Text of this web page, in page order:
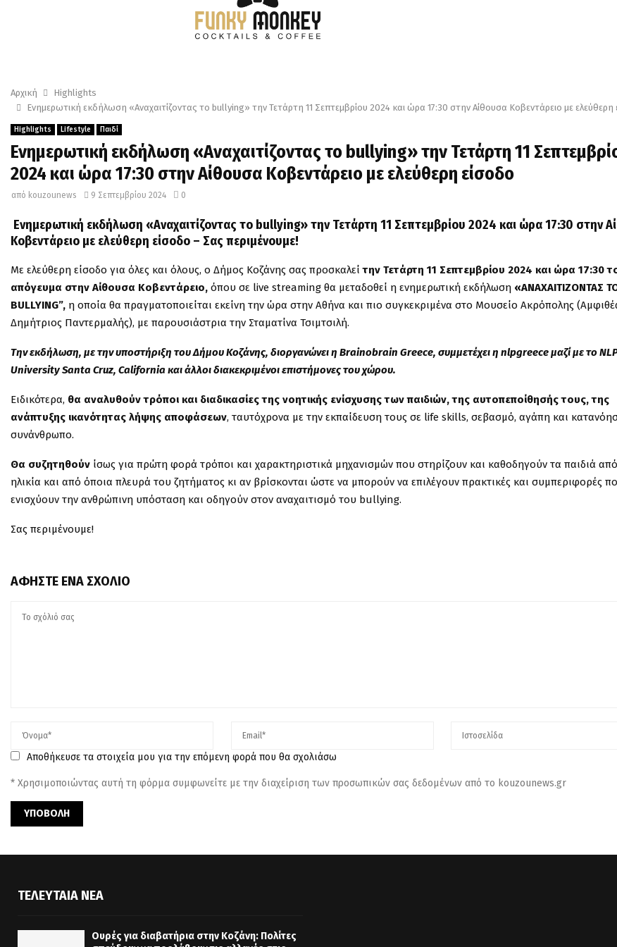
Αρχική
Highlights
Ενημερωτική εκδήλωση «Αναχαιτίζοντας το bullying» την Τετάρτη 11 Σεπτεμβρίου 2024 και ώρα 17:30 στην Αίθουσα Κοβεντάρειο με ελεύθερη
Highlights Lifestyle Παιδί
Ενημερωτική εκδήλωση «Αναχαιτίζοντας το bullying» την Τετάρτη 11
2024 και ώρα 17:30 στην Αίθουσα Κοβεντάρειο με ελεύθερη είσοδο
από kouzounews 9 Σεπτεμβρίου 2024 0
Ενημερωτική εκδήλωση «Αναχαιτίζοντας το bullying» την Τετάρτη 11 Σεπτεμβρίου 2024 και ώρα 17:30 στην
Κοβεντάρειο με ελεύθερη είσοδο – Σας περιμένουμε!
Με ελεύθερη είσοδο για όλες και όλους, ο Δήμος Κοζάνης σας προσκαλείτην Τετάρτη 11 Σεπτεμβρίου 2024 και ώρα 17:30
απόγευμα στην Αίθουσα Κοβεντάρειο, όπου σε live streaming θα μεταδοθεί η ενημερωτική εκδήλωση «ΑΝΑΧΑΙΤΙΖΟΝΤΑΣ
BULLYING”, η οποία θα πραγματοποιείται εκείνη την ώρα στην Αθήνα και πιο συγκεκριμένα στο Μουσείο Ακρόπολης
Δημήτριος Παντερμαλής), με παρουσιάστρια την Σταματίνα Τσιμτσιλή.
Την εκδήλωση, με την υποστήριξη του Δήμου Κοζάνης, διοργανώνει η Brainobrain Greece, συμμετέχει η nlpgreece μαζί με το
University Santa Cruz, California και άλλοι διακεκριμένοι επιστήμονες του χώρου.
Ειδικότερα, θα αναλυθούν τρόποι και διαδικασίες της νοητικής ενίσχυσης των παιδιών, της αυτοπεποίθησής τους, της
ανάπτυξης ικανότητας λήψης αποφάσεων, ταυτόχρονα με την εκπαίδευση τους σε life skills, σεβασμό, αγάπη και
συνάνθρωπο.
Θα συζητηθούν ίσως για πρώτη φορά τρόποι και χαρακτηριστικά μηχανισμών που στηρίζουν και καθοδηγούν τα παιδιά
ηλικία και από όποια πλευρά του ζητήματος κι αν βρίσκονται ώστε να μπορούν να επιλέγουν πρακτικές και συμπεριφορές
ενισχύουν την ανθρώπινη υπόσταση και οδηγούν στον αναχαιτισμό του bullying.
Σας περιμένουμε!
ΑΦΉΣΤΕ ΈΝΑ ΣΧΌΛΙΟ
Αποθήκευσε τα στοιχεία μου για την επόμενη φορά που θα σχολιάσω
* Χρησιμοποιώντας αυτή τη φόρμα συμφωνείτε με την διαχείριση των προσωπικών σας δεδομένων από το kouzounews.gr
ΤΕΛΕΥΤΑΊΑ ΝΈΑ
Ουρές για διαβατήρια στην Κοζάνη: Πολίτες